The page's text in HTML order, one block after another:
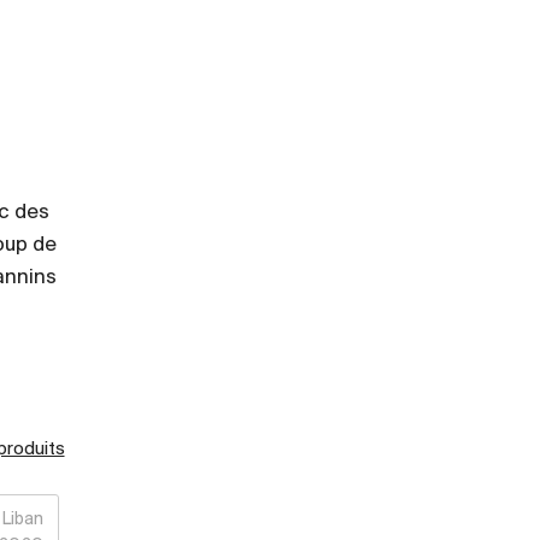
des
de
Liban